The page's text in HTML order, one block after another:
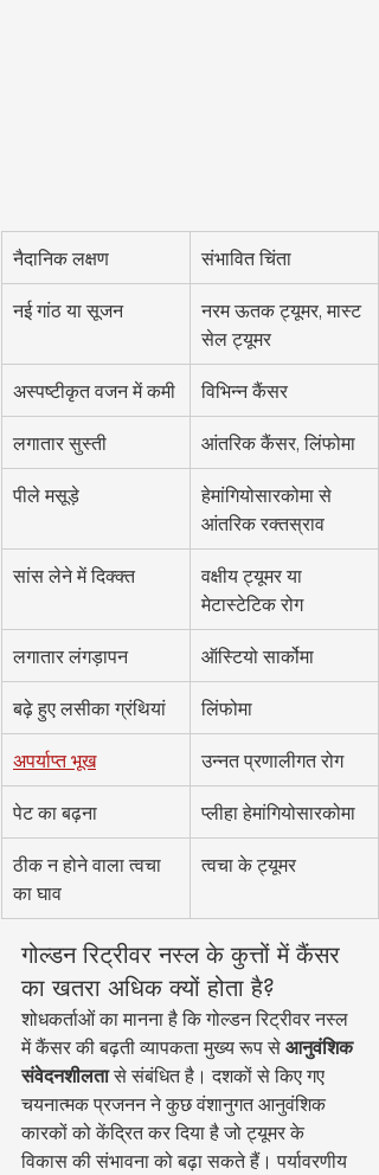
नैदानिक लक्षण संभावित चिंता
नई गांठ या सूजन
नरम ऊतक ट्यूमर, मास्ट
सेल ट्यूमर
अस्पष्टीकृत वजन में कमी विभिन्न कैंसर
लगातार सुस्ती आंतरिक कैंसर, लिंफोमा
पीले मसूड़े
हेमांगियोसारकोमा से
आंतरिक रक्तस्राव
सांस लेने में दिक्क्त
वक्षीय ट्यूमर या
मेटास्टेटिक रोग
लगातार लंगड़ापन ऑस्टियो सार्कोमा
बढ़े हुए लसीका ग्रंथियां लिंफोमा
अपर्याप्त भूख उन्नत प्रणालीगत रोग
पेट का बढ़ना प्लीहा हेमांगियोसारकोमा
ठीक न होने वाला त्वचा
का घाव
त्वचा के ट्यूमर
गोल्डन रिट्रीवर नस्ल के कुत्तों में कैंसर
का खतरा अधिक क्यों होता है?
शोधकर्ताओं का मानना है कि गोल्डन रिट्रीवर नस्ल
में कैंसर की बढ़ती व्यापकता मुख्य रूप से आनुवंशिक
संवेदनशीलता से संबंधित है। दशकों से किए गए
चयनात्मक प्रजनन ने कुछ वंशानुगत आनुवंशिक
कारकों को केंद्रित कर दिया है जो ट्यूमर के
विकास की संभावना को बढ़ा सकते हैं। पर्यावरणीय